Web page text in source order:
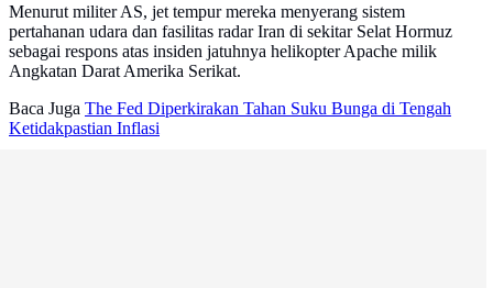
Menurut militer AS, jet tempur mereka menyerang sistem
pertahanan udara dan fasilitas radar Iran di sekitar Selat Hormuz
sebagai respons atas insiden jatuhnya helikopter Apache milik
Angkatan Darat Amerika Serikat.
Baca Juga The Fed Diperkirakan Tahan Suku Bunga di Tengah
Ketidakpastian Inflasi